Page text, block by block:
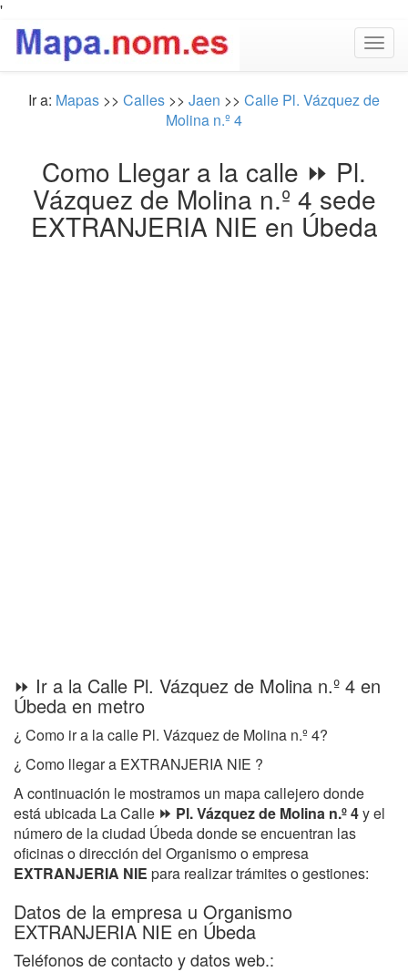
'
Ir a: Mapas >> Calles >> Jaen >> Calle Pl. Vázquez de
Molina n.º 4
Como Llegar a la calle ⏩ Pl.
Vázquez de Molina n.º 4 sede
EXTRANJERIA NIE en Úbeda
⏩ Ir a la Calle Pl. Vázquez de Molina n.º 4 en
Úbeda en metro
¿ Como ir a la calle Pl. Vázquez de Molina n.º 4?
¿ Como llegar a EXTRANJERIA NIE ?
A continuación le mostramos un mapa callejero donde
está ubicada La Calle ⏩ Pl. Vázquez de Molina n.º 4y el
número de la ciudad Úbeda donde se encuentran las
oficinas o dirección del Organismo o empresa
EXTRANJERIA NIE para realizar trámites o gestiones:
Datos de la empresa u Organismo
EXTRANJERIA NIE en Úbeda
Teléfonos de contacto y datos web.: